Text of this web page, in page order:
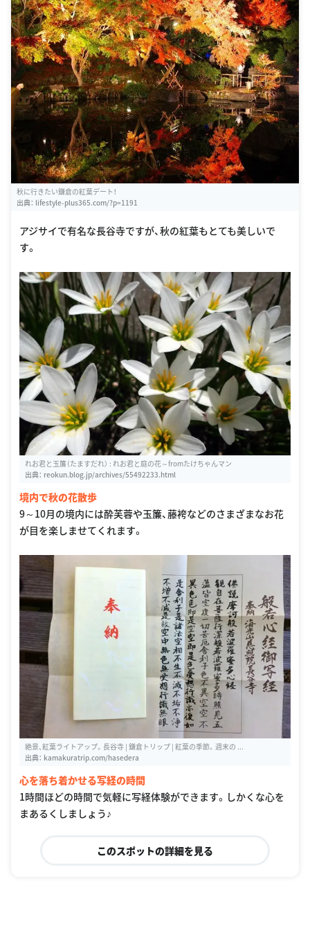
秋に行きたい鎌倉の紅葉デート！
出典： lifestyle-plus365.com/?p=1191
アジサイで有名な長谷寺ですが、秋の紅葉もとても美しいで
す。
れお君と玉簾（たますだれ） : れお君と庭の花～fromたけちゃんマン
出典： reokun.blog.jp/archives/55492233.html
境内で秋の花散歩
9～10月の境内には酔芙蓉や玉簾、藤袴などのさまざまなお花
が目を楽しませてくれます。
絶景、紅葉ライトアップ。長谷寺 | 鎌倉トリップ | 紅葉の季節。週末の ...
出典： kamakuratrip.com/hasedera
心を落ち着かせる写経の時間
1時間ほどの時間で気軽に写経体験ができます。しかくな心を
まあるくしましょう♪
このスポットの詳細を見る